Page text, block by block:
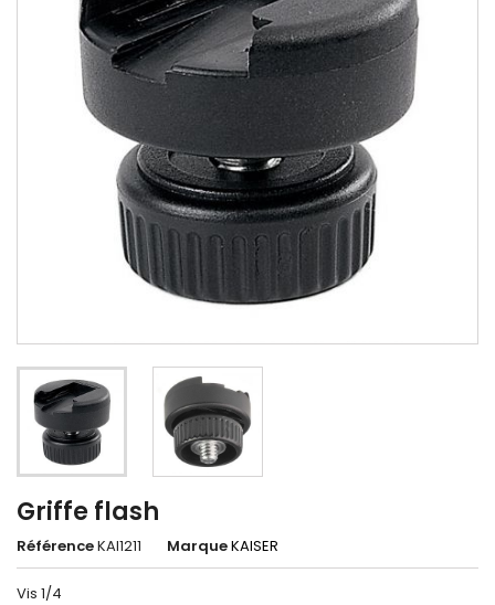
Griffe flash
RéférenceKAI1211 MarqueKAISER
Vis 1/4